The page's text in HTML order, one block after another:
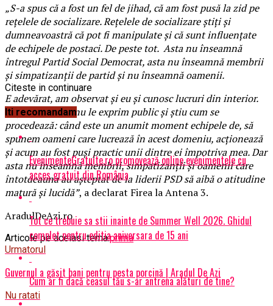
„S-a spus că a fost un fel de jihad, că am fost pusă la zid pe
reţelele de socializare. Reţelele de socializare ştiţi şi
dumneavoastră că pot fi manipulate şi că sunt influenţate
de echipele de postaci. De peste tot. Asta nu înseamnă
întregul Partid Social Democrat, asta nu înseamnă membrii
şi simpatizanţii de partid şi nu înseamnă oamenii.
E adevărat, am observat şi eu şi cunosc lucruri din interior.
Daţi-mi voie să nu le exprim public şi ştiu cum se
procedează: când este un anumit moment echipele de, să
spunem oameni care lucrează în acest domeniu, acţionează
şi acum au fost puşi practic unii dintre ei împotriva mea. Dar
asta nu înseamnă membrii, simpatizanţii şi oamenii care
întotdeauna au aşteptat de la liderii PSD să aibă o atitudine
matură şi lucidă”, a declarat Firea la Antena 3.
AradulDeAzi.ro
Articole pe aceiasi tema:prima
Urmatorul
Guvernul a găsit bani pentru pesta porcină | Aradul De Azi
Nu ratati
Citeste in continuare
Iti recomandam
EvenimenteGratuite.ro promovează online evenimentele cu
acces gratuit din România
Tot ce trebuie sa stii inainte de Summer Well 2026. Ghidul
complet pentru editia aniversara de 15 ani
Cum ar fi dacă ceasul tău s-ar antrena alături de tine?